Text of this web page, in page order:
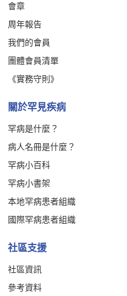
會章
周年報告
我們的會員
團體會員清單
《實務守則》
關於罕見疾病
罕病是什麼？
病人名冊是什麼？
罕病小百科
罕病小書架
本地罕病患者組織
國際罕病患者組織
社區支援
社區資訊
參考資料